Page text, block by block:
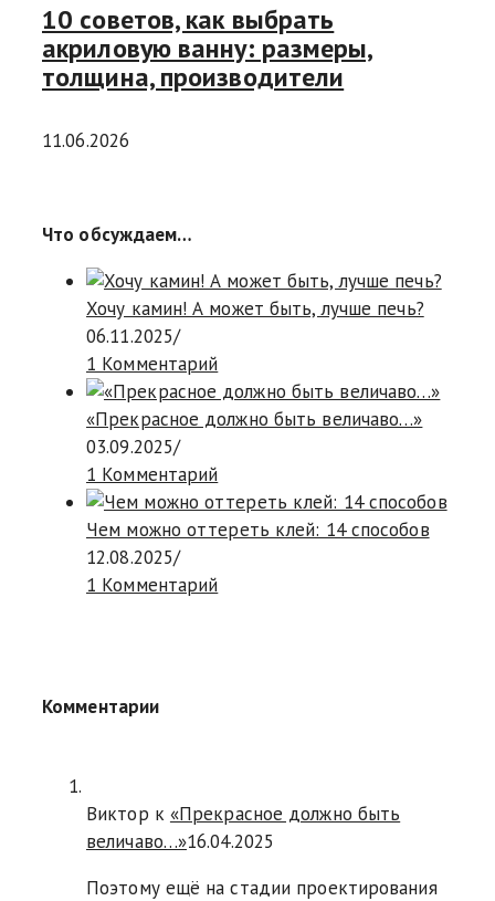
10 советов, как выбрать
акриловую ванну: размеры,
толщина, производители
11.06.2026
Что обсуждаем…
Хочу камин! А может быть, лучше печь?
06.11.2025/
1 Комментарий
«Прекрасное должно быть величаво…»
03.09.2025/
1 Комментарий
Чем можно оттереть клей: 14 способов
12.08.2025/
1 Комментарий
Комментарии
Виктор к «Прекрасное должно быть
величаво…»16.04.2025
Поэтому ещё на стадии проектирования